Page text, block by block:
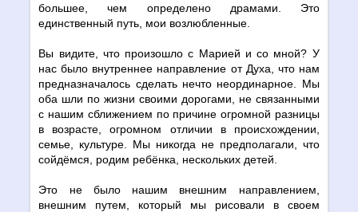
большее, чем определено драмами. Это
единственный путь, мои возлюбленные.
Вы видите, что произошло с Марией и со мной? У
нас было внутреннее направление от Духа, что нам
предназначалось сделать нечто неординарное. Мы
оба шли по жизни своими дорогами, не связанными
с нашим сближением по причине огромной разницы
в возрасте, огромном отличии в происхождении,
семье, культуре. Мы никогда не предполагали, что
сойдёмся, родим ребёнка, нескольких детей.
Это не было нашим внешним направлением,
внешним путем, который мы рисовали в своем